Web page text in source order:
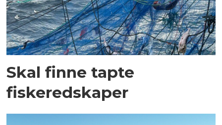
Skal finne tapte
fiskeredskaper